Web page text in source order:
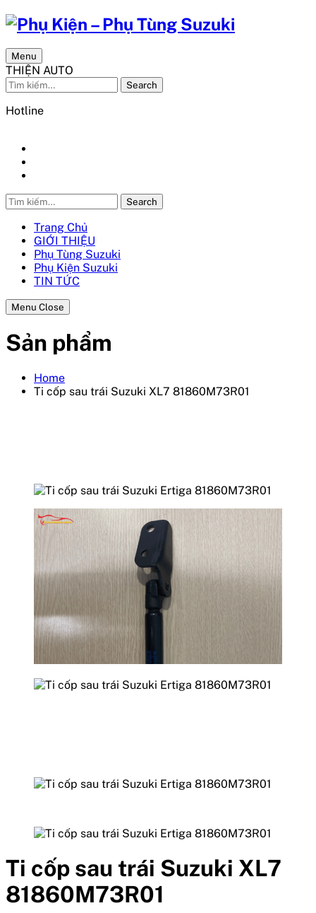
Menu
THIỆN AUTO
Search
Hotline
Search
Trang Chủ
GIỚI THIỆU
Phụ Tùng Suzuki
Phụ Kiện Suzuki
TIN TỨC
Menu Close
Sản phẩm
Home
Ti cốp sau trái Suzuki XL7 81860M73R01
Ti cốp sau trái Suzuki XL7
81860M73R01